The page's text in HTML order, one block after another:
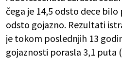
čega je 14,5 odsto dece bilo
odsto gojazno. Rezultati
je tokom poslednjih 13
gojaznosti porasla 3,1 puta